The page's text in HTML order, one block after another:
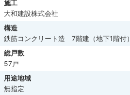
施工
大和建設株式会社
構造
鉄筋コンクリート造 7階建（地下1階付）
総戸数
57戸
用途地域
無指定